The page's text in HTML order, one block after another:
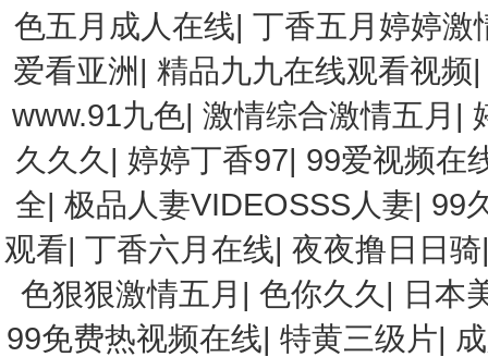
色五月成人在线|丁香五月婷婷激
爱看亚洲 |精品九九在线观看视频
www.91九色|激情综合激情五月 |
久久久 | 婷婷丁香97| 99爱视频在
全| 极品人妻VIDEOSSS人妻| 99
观看|丁香六月在线|夜夜撸日日骑
色狠狠激情五月 | 色你久久 | 日本
99免费热视频在线| 特黄三级片|